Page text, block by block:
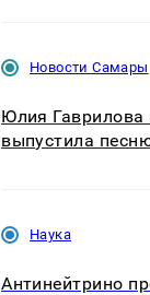
Новости Самары
Юлия Гаврилова
выпустила
Наука
Антинейтрино